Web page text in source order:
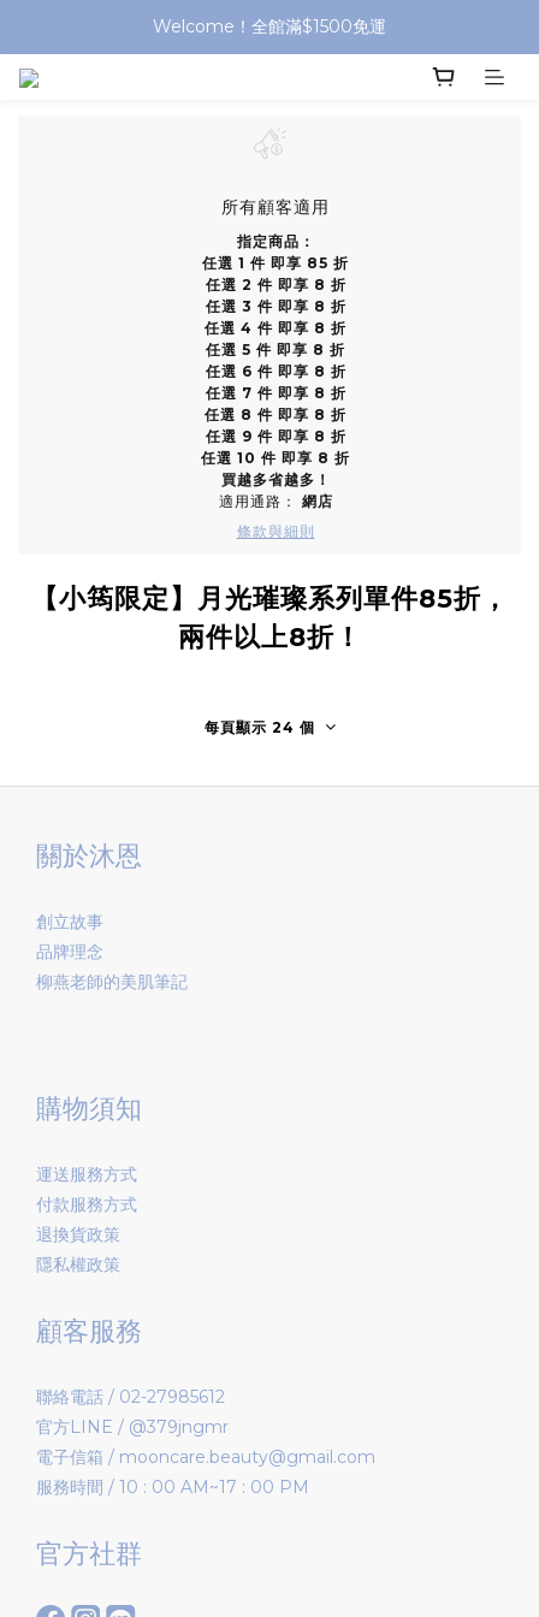
Welcome！全館滿$1500免運
所有顧客適用
指定商品：
任選 1 件 即享 85 折
任選 2 件 即享 8 折
任選 3 件 即享 8 折
任選 4 件 即享 8 折
任選 5 件 即享 8 折
任選 6 件 即享 8 折
任選 7 件 即享 8 折
任選 8 件 即享 8 折
任選 9 件 即享 8 折
任選 10 件 即享 8 折
買越多省越多！
適用通路： 網店
條款與細則
【小筠限定】月光璀璨系列單件85折，
兩件以上8折！
每頁顯示 24 個
關於沐恩
創立故事
品牌理念
柳燕老師的美肌筆記
購物須知
運送服務方式
付款服務方式
退換貨政策
隱私權政策
顧客服務
聯絡電話 / 02-27985612
官方LINE / @379jngmr
電子信箱 / mooncare.beauty@gmail.com
服務時間 / 10 : 00 AM~17 : 00 PM
官方社群